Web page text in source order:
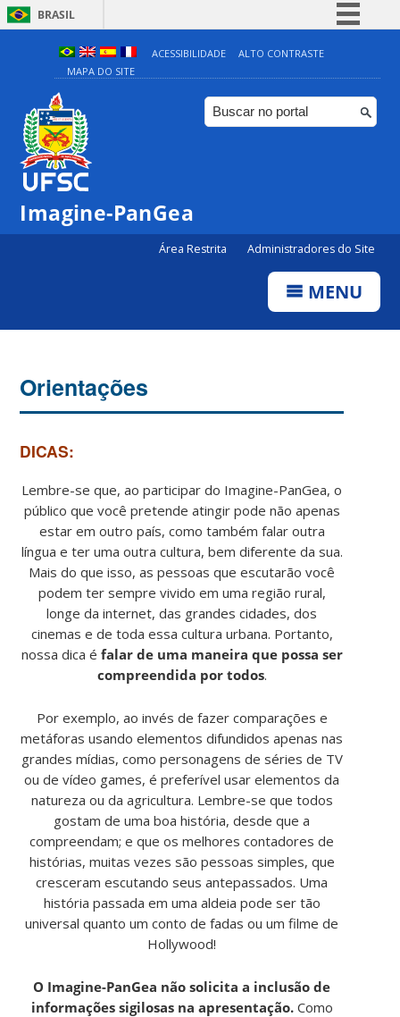
BRASIL
Simplifique!
Comunica BR
Participe
ACESSIBILIDADE
ALTO CONTRASTE
MAPA DO SITE
Imagine-PanGea
Área Restrita Administradores do Site
MENU
Orientações
DICAS:
Lembre-se que, ao participar do Imagine-PanGea, o
público que você pretende atingir pode não apenas
estar em outro país, como também falar outra
língua e ter uma outra cultura, bem diferente da sua.
Mais do que isso, as pessoas que escutarão você
podem ter sempre vivido em uma região rural,
longe da internet, das grandes cidades, dos
cinemas e de toda essa cultura urbana. Portanto,
nossa dica é falar de uma maneira que possa ser
compreendida por todos.
​Por exemplo, ao invés de fazer comparações e
metáforas usando elementos difundidos apenas nas
grandes mídias, como personagens de séries de TV
ou de vídeo games, é preferível usar elementos da
natureza ou da agricultura. Lembre-se que todos
gostam de uma boa história, desde que a
compreendam; e que os melhores contadores de
histórias, muitas vezes são pessoas simples, que
cresceram escutando seus antepassados. Uma
história passada em uma aldeia pode ser tão
universal quanto um conto de fadas ou um filme de
Hollywood!
O Imagine-PanGea não solicita a inclusão de
informações sigilosas na apresentação.Como